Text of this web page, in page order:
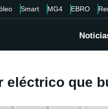
Smart MG4 EBRO
eléctrico que